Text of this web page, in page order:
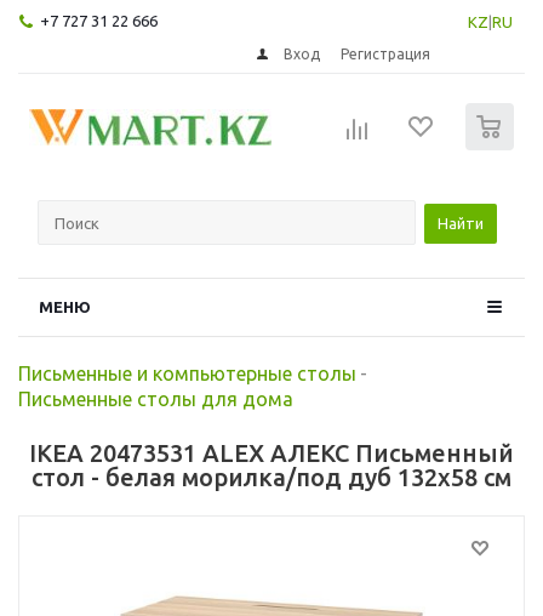
+7 727 31 22 666 KZ RU
Вход Регистрация
Найти
МЕНЮ
Письменные и компьютерные столы -
Письменные столы для дома
IKEA 20473531 ALEX АЛЕКС Письменный
стол - белая морилка/под дуб 132x58 см